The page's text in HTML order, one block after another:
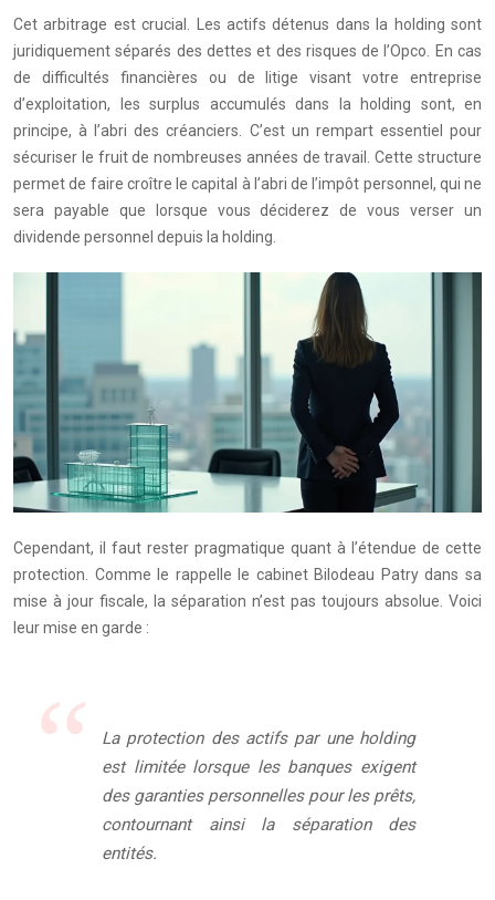
Cet arbitrage est crucial. Les actifs détenus dans la holding sont
juridiquement séparés des dettes et des risques de l’Opco. En cas
de difficultés financières ou de litige visant votre entreprise
d’exploitation, les surplus accumulés dans la holding sont, en
principe, à l’abri des créanciers. C’est un rempart essentiel pour
sécuriser le fruit de nombreuses années de travail. Cette structure
permet de faire croître le capital à l’abri de l’impôt personnel, qui ne
sera payable que lorsque vous déciderez de vous verser un
dividende personnel depuis la holding.
Cependant, il faut rester pragmatique quant à l’étendue de cette
protection. Comme le rappelle le cabinet Bilodeau Patry dans sa
mise à jour fiscale, la séparation n’est pas toujours absolue. Voici
leur mise en garde :
La protection des actifs par une holding
est limitée lorsque les banques exigent
des garanties personnelles pour les prêts,
contournant ainsi la séparation des
entités.